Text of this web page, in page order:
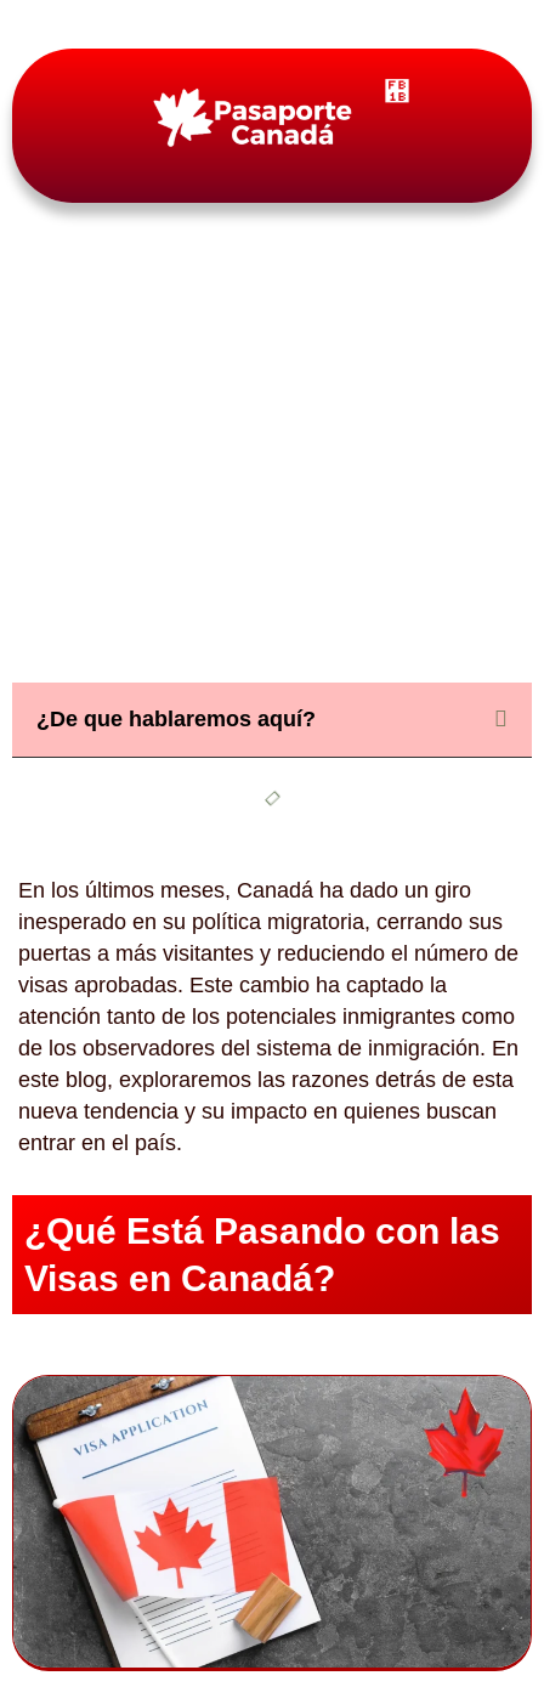
¿De que hablaremos aquí?
En los últimos meses, Canadá ha dado un giro
inesperado en su política migratoria, cerrando sus
puertas a más visitantes y reduciendo el número de
visas aprobadas. Este cambio ha captado la
atención tanto de los potenciales inmigrantes como
de los observadores del sistema de inmigración. En
este blog, exploraremos las razones detrás de esta
nueva tendencia y su impacto en quienes buscan
entrar en el país.
¿Qué Está Pasando con las
Visas en Canadá?